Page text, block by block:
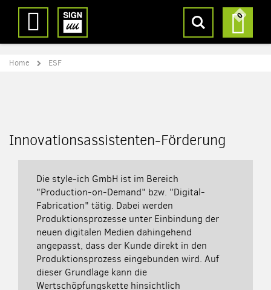
Direkt
Inhalt
0
Suche
Home ESF
Innovationsassistenten-Förderung
Die style-ich GmbH ist im Bereich
"Production-on-Demand" bzw. "Digital-
Fabrication" tätig. Dabei werden
Produktionsprozesse unter Einbindung der
neuen digitalen Medien dahingehend
angepasst, dass der Kunde direkt in den
Produktionsprozess eingebunden wird. Auf
dieser Grundlage kann die
Wertschöpfungskette hinsichtlich